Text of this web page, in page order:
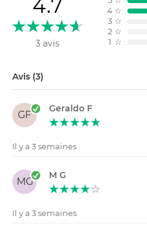
4.7
3 avis
4 ☆
3 ☆
2 ☆
1 ☆
Avis (3)
GF
Geraldo F
Il y a 3 semaines
MG
M G
Il y a 3 semaines